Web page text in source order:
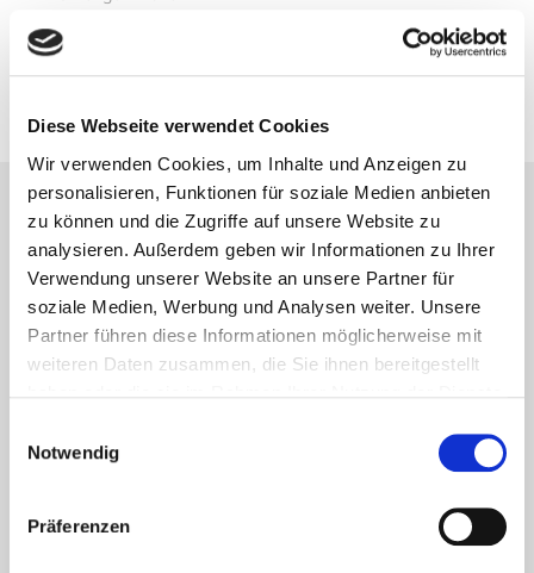
Diese Webseite verwendet Cookies
Wir verwenden Cookies, um Inhalte und Anzeigen zu
personalisieren, Funktionen für soziale Medien anbieten
zu können und die Zugriffe auf unsere Website zu
analysieren. Außerdem geben wir Informationen zu Ihrer
Verwendung unserer Website an unsere Partner für
soziale Medien, Werbung und Analysen weiter. Unsere
Partner führen diese Informationen möglicherweise mit
weiteren Daten zusammen, die Sie ihnen bereitgestellt
Notwendig
Präferenzen
Norwegische Farben
30. September 2020
Lesetipps
UNSERE EMPFEHLUNGEN